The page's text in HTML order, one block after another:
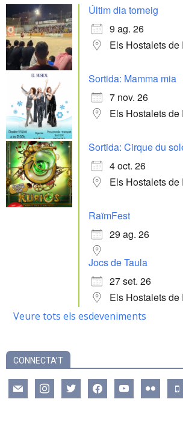
Últim dia torneig
9 ag. 26
Els Hostalets de
Sortida: Mamma mia
7 nov. 26
Els Hostalets de
Sortida: Cirque du
4 oct. 26
Els Hostalets de
RaïmFest
29 ag. 26
Jocs de Taula
27 set. 26
Els Hostalets de
Veure tots els esdeveniments
CONNECTA’T
mail instagramtwitter facebookyoutube flickr